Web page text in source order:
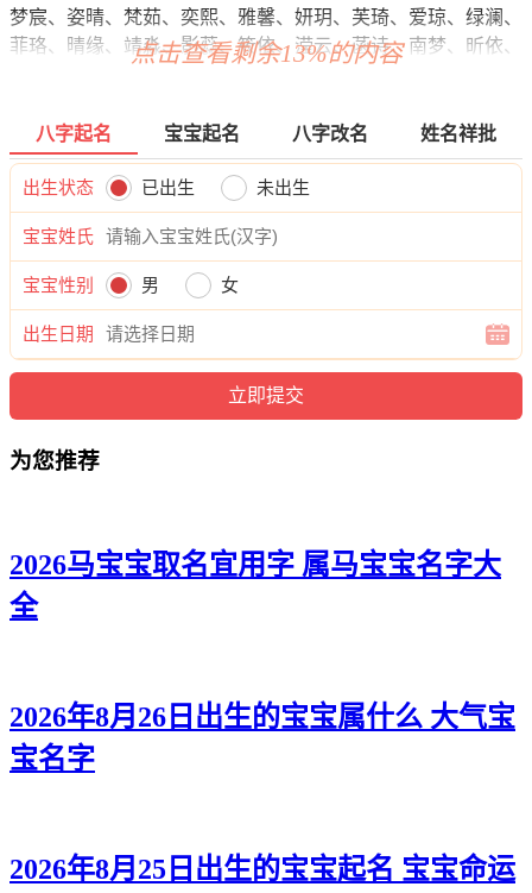
梦宸、姿晴、梵茹、奕熙、雅馨、妍玥、芙琦、爱琼、绿澜、
菲珞、晴缘、靖淼、影蕊、筱依、滢云、菡诗、南梦、昕依、
雅影、蓓依、姗妍、影姿、欣涵、筱妍、影澜、清滢、静万、
蓉欣、静俪、泉冰、婉慧、静媛、恬兰、依滢、南茹、雅媛、
唯南、颖蓓、昕妮、梵琼、熙滢、碧菡、萌依、静影、馨雅、
晓诗、雅楚、忆娇、怡澜、珺旋、婉蓉、嫣虹、璟菡、卿馥、
蕾慕、丽江、俪依、若慕、俪紫、萱紫、知兮、梓冉、璇媛、
影姿、馥颍、悦玥、双阳、思秋、云歆、君知、诗水、梵俪、
瑶兮、蓓云、影兰、彩影、姿妍、虹馨。
点击查看剩余13%的内容
八字起名 宝宝起名 八字改名 姓名祥批
出生状态 已出生 未出生
宝宝姓氏
宝宝性别 男 女
出生日期
为您推荐
2026马宝宝取名宜用字 属马宝宝名字大
全
2026年8月26日出生的宝宝属什么 大气宝
宝名字
2026年8月25日出生的宝宝起名 宝宝命运